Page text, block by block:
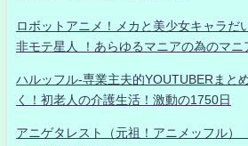
ロボットアニメ！メカと美少女キャラだ
非モテ星人 ！あらゆるマニアの為のマニ
ハルッフル-専業主夫的YOUTUBERまと
く！初老人の介護生活！激動の1750日
アニゲタレスト（元祖！アニメッフル